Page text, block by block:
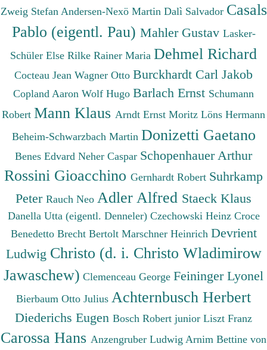
Zweig Stefan Andersen-Nexö Martin Dalì Salvador Casals
Pablo (eigentl. Pau) Mahler Gustav Lasker-
Schüler Else Rilke Rainer Maria Dehmel Richard
Cocteau Jean Wagner Otto Burckhardt Carl Jakob
Copland Aaron Wolf Hugo Barlach Ernst Schumann
Robert Mann Klaus Arndt Ernst Moritz Löns Hermann
Beheim-Schwarzbach Martin Donizetti Gaetano
Benes Edvard Neher Caspar Schopenhauer Arthur
Rossini Gioacchino Gernhardt Robert Suhrkamp
Peter Rauch Neo Adler Alfred Staeck Klaus
Danella Utta (eigentl. Denneler) Czechowski Heinz Croce
Benedetto Brecht Bertolt Marschner Heinrich Devrient
Ludwig Christo (d. i. Christo Wladimirow
Jawaschew) Clemenceau George Feininger Lyonel
Bierbaum Otto Julius Achternbusch Herbert
Diederichs Eugen Bosch Robert junior Liszt Franz
Carossa Hans Anzengruber Ludwig Arnim Bettine von